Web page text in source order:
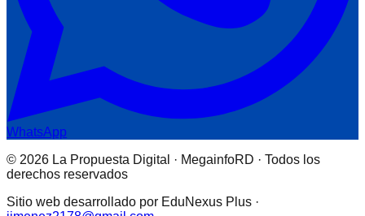
WhatsApp
© 2026 La Propuesta Digital · MegainfoRD · Todos los
derechos reservados
Sitio web desarrollado por EduNexus Plus ·